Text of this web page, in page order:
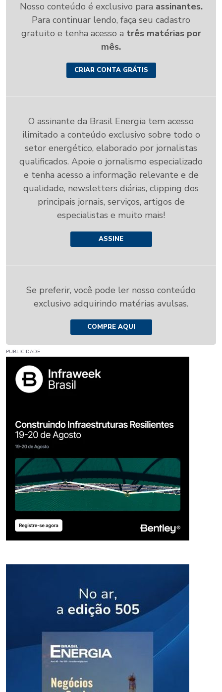
Nosso conteúdo é exclusivo para assinantes.
Para continuar lendo, faça seu cadastro
gratuito e tenha acesso a três matérias por
mês.
CRIAR CONTA GRÁTIS
O assinante da Brasil Energia tem acesso
ilimitado a conteúdo exclusivo sobre todo o
setor energético, elaborado por jornalistas
qualificados. Apoie o jornalismo especializado
e tenha acesso a informação relevante e de
qualidade, newsletters diárias, clipping dos
principais jornais, serviços, artigos de
especialistas e muito mais!
ASSINE
Se preferir, você pode ler nosso conteúdo
exclusivo adquirindo matérias avulsas.
COMPRE AQUI
PUBLICIDADE